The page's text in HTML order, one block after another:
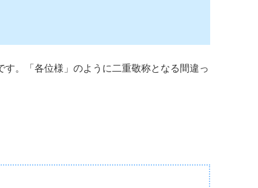
す。「各位様」のように二重敬称となる間違っ